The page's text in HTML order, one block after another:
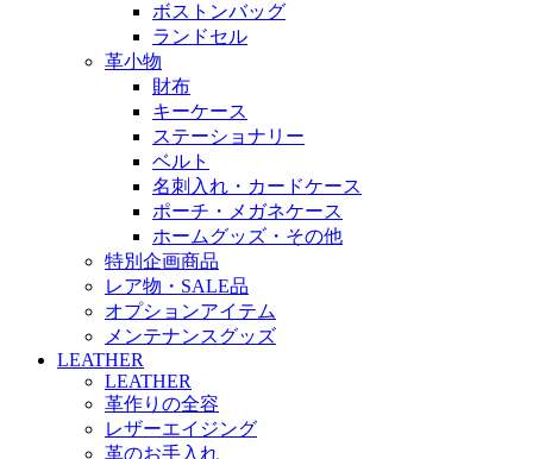
ボストンバッグ
ランドセル
革小物
財布
キーケース
ステーショナリー
ベルト
名刺入れ・カードケース
ポーチ・メガネケース
ホームグッズ・その他
特別企画商品
レア物・SALE品
オプションアイテム
メンテナンスグッズ
LEATHER
LEATHER
革作りの全容
レザーエイジング
革のお手入れ